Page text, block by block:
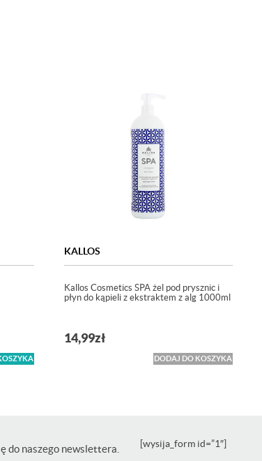
KALLOS
Kallos Cosmetics SPA żel pod prysznic i
płyn do kąpieli z ekstraktem z alg 1000ml
14,99zł
DODAJ DO KOSZYKA
do naszego newslettera. [wysija_form id=”1″]